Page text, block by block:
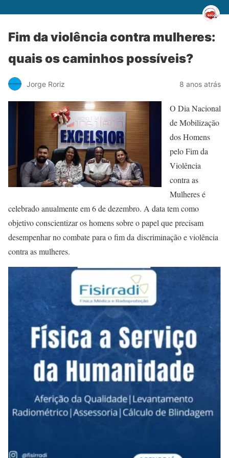
Fim da violência contra mulheres:
quais os caminhos possíveis?
Jorge Roriz 8 anos atrás
O Dia Nacional
de Mobilização
dos Homens
pelo Fim da
Violência
contra as
Mulheres é
celebrado anualmente em 6 de dezembro. A data tem como
objetivo conscientizar os homens sobre o papel que precisam
desempenhar no combate para o fim da discriminação e violência
contra as mulheres.